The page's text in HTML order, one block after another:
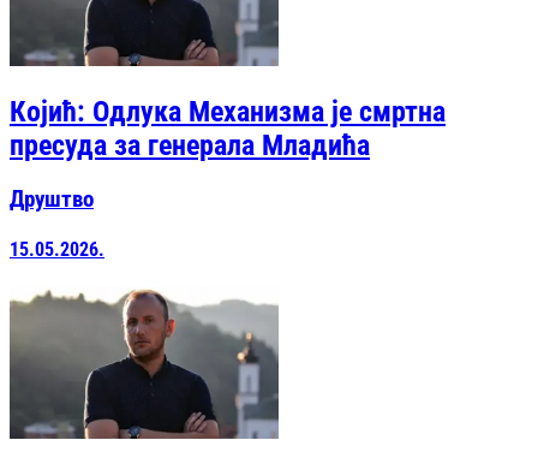
Којић: Одлука Механизма је смртна
пресуда за генерала Младића
Друштво
15.05.2026.